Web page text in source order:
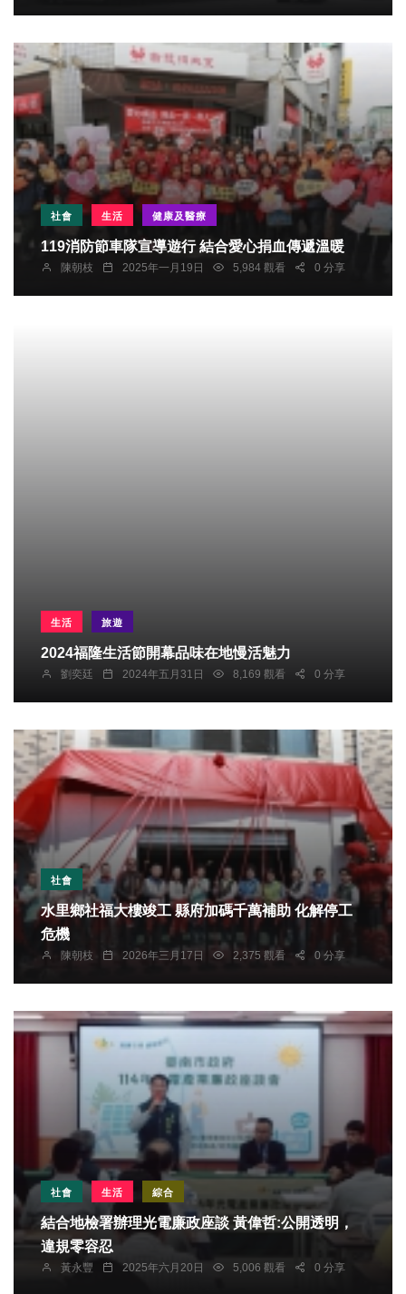
社會 生活 健康及醫療
119消防節車隊宣導遊行 結合愛心捐血傳遞溫暖
陳朝枝 2025年一月19日 5,984 觀看 0 分享
生活 旅遊
2024福隆生活節開幕品味在地慢活魅力
劉奕廷 2024年五月31日 8,169 觀看 0 分享
社會
水里鄉社福大樓竣工 縣府加碼千萬補助 化解停工
危機
陳朝枝 2026年三月17日 2,375 觀看 0 分享
社會 生活 綜合
結合地檢署辦理光電廉政座談 黃偉哲:公開透明，
違規零容忍
黃永豐 2025年六月20日 5,006 觀看 0 分享